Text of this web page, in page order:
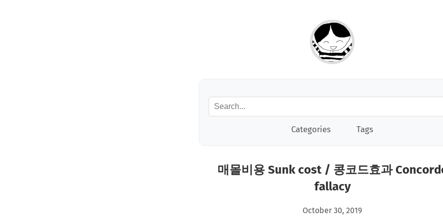
Categories Tags
매몰비용 Sunk cost / 콩코드효과
fallacy
October 30, 2019